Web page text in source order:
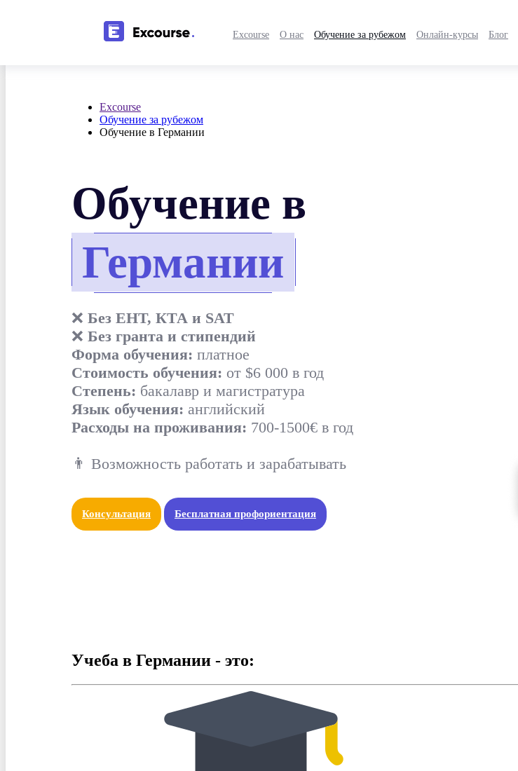
Excourse О нас Обучение за рубежом Онлайн-курсы Блог
Excourse
Обучение за рубежом
Обучение в Германии
Обучение в
Германии
❌ Без ЕНТ, КТА и SAT
❌ Без гранта и стипендий
Форма обучения: платное
Стоимость обучения: от $6 000 в год
Степень: бакалавр и магистратура
Язык обучения: английский
Расходы на проживания: 700-1500€ в год
👨 Возможность работать и зарабатывать
Консультация Бесплатная профориентация
Учеба в Германии - это: